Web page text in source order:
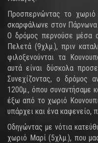
Προσπερνώντας το χωριό
σκαρφάλωνε στον Πάρνωνα
Ο δρόμος περνούσε μέσα
Πελετά (9χλμ.), πριν
φιλοξενούνται τα
αυτά είναι δύσκολα
Συνεχίζοντας, ο δρόμος
1200μ., όπου συναντήσαμε
έξω από το χωριό
υπάρχει και ένα καφενείο,
Οδηγώντας με νότια
χωριό Μαρί (5χλμ.), που